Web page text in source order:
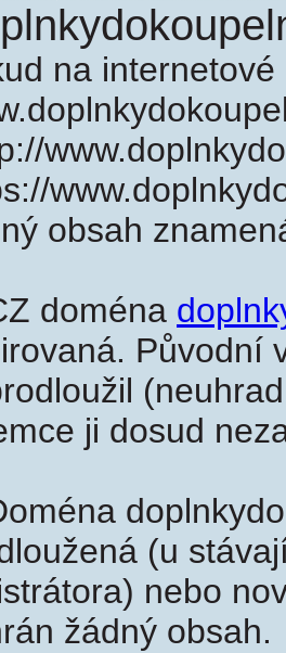
na internetové
obsah
doména
Původní
ji dosud
(u
nebo
žádný obsah.